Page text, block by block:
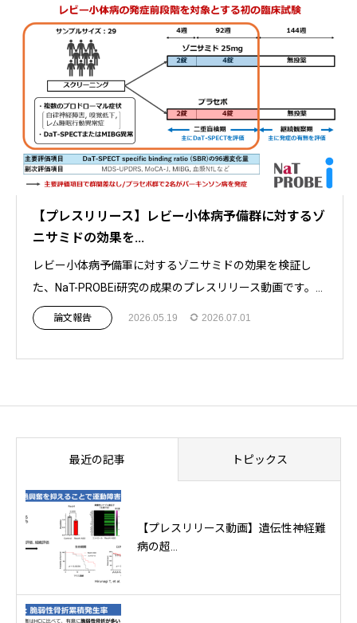
【プレスリリース】レビー小体病予備群に対するゾ
ニサミドの効果を...
レビー小体病予備軍に対するゾニサミドの効果を検証し
た、NaT-PROBEi研究の成果のプレスリリース動画です。...
論文報告 2026.05.19 2026.07.01
最近の記事 トピックス
【プレスリリース動画】遺伝性神経難
病の超...